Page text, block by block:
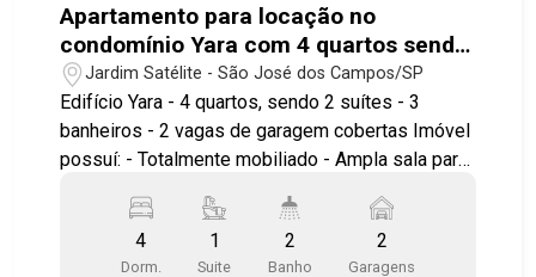
Apartamento para locação no
condomínio Yara com 4 quartos sendo
2 suíte - 108 m² - No bairro Jardim
Satélite - SJC
Jardim Satélite - São José dos Campos/SP
Edifício Yara - 4 quartos, sendo 2 suítes - 3
banheiros - 2 vagas de garagem cobertas Imóvel
possuí: - Totalmente mobiliado - Ampla sala para
Escritório - Repleto de armários planejados -
Área de serviço ampla com armário - Portaria 24
4
Dorm.
1
Suite
2
Banho
2
Garagens